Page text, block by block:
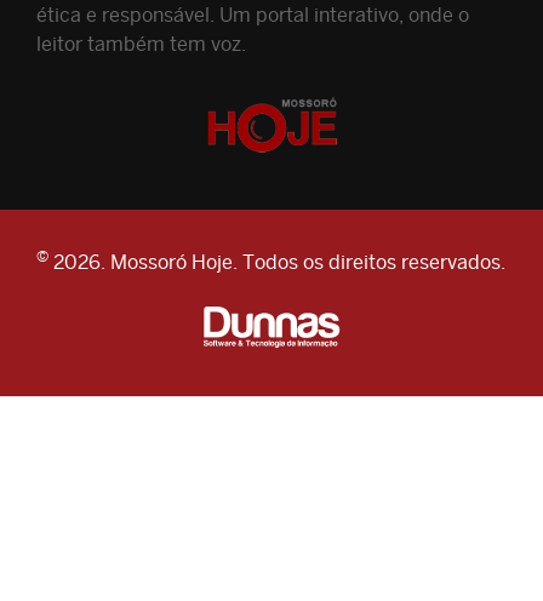
ética e responsável. Um portal interativo, onde o
leitor também tem voz.
© 2026. Mossoró Hoje. Todos os direitos reservados.